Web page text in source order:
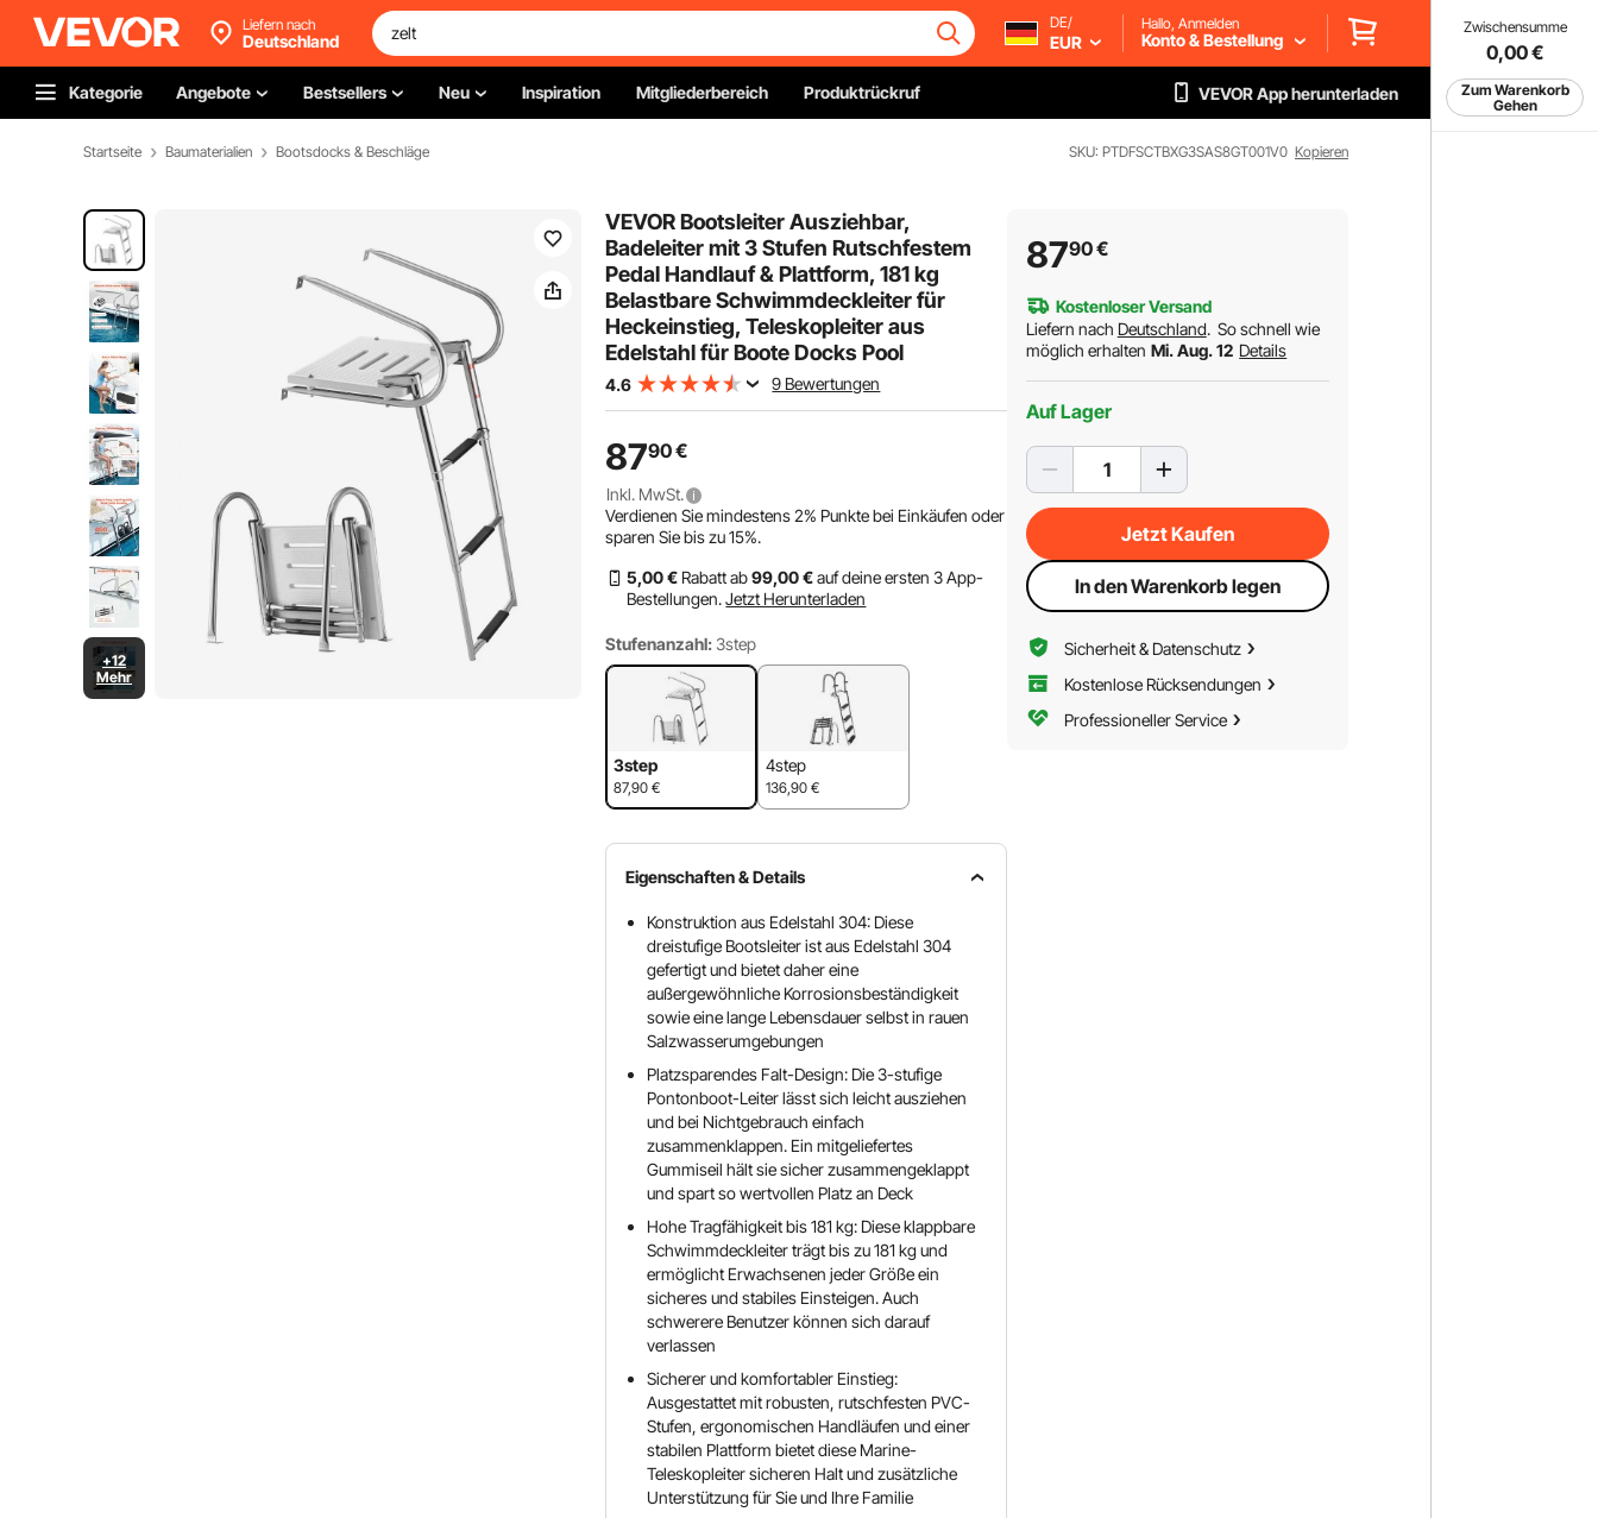
Zwischensumme
0,00€
Zum Warenkorb
Gehen
Liefern nach
Deutschland
DE/
EUR
Hallo, Anmelden
Konto & Bestellung
Kategorie Angebote Bestsellers Neu Inspiration Mitgliederbereich Produktrückruf VEVOR App herunterladen
Startseite Baumaterialien Bootsdocks & Beschläge SKU: PTDFSCTBXG3SAS8GT001V0 Kopieren
+12
Mehr
VEVOR Bootsleiter Ausziehbar,
Badeleiter mit 3 Stufen Rutschfestem
Pedal Handlauf & Plattform, 181 kg
Belastbare Schwimmdeckleiter für
Heckeinstieg, Teleskopleiter aus
Edelstahl für Boote Docks Pool
4.6 9 Bewertungen
8790€
Inkl. MwSt.
Verdienen Sie mindestens2% Punkte bei Einkäufen oder
sparen Sie bis zu15%.
5,00 € Rabatt ab99,00 €auf deine ersten 3 App-
Bestellungen. Jetzt Herunterladen
Stufenanzahl: 3step
3step
87,90 €
4step
136,90 €
Eigenschaften & Details
Konstruktion aus Edelstahl 304: Diese
dreistufige Bootsleiter ist aus Edelstahl 304
gefertigt und bietet daher eine
außergewöhnliche Korrosionsbeständigkeit
sowie eine lange Lebensdauer selbst in rauen
Salzwasserumgebungen
Platzsparendes Falt-Design: Die 3-stufige
Pontonboot-Leiter lässt sich leicht ausziehen
und bei Nichtgebrauch einfach
zusammenklappen. Ein mitgeliefertes
Gummiseil hält sie sicher zusammengeklappt
und spart so wertvollen Platz an Deck
Hohe Tragfähigkeit bis 181 kg: Diese klappbare
Schwimmdeckleiter trägt bis zu 181 kg und
ermöglicht Erwachsenen jeder Größe ein
sicheres und stabiles Einsteigen. Auch
schwerere Benutzer können sich darauf
verlassen
Sicherer und komfortabler Einstieg:
Ausgestattet mit robusten, rutschfesten PVC-
Stufen, ergonomischen Handläufen und einer
stabilen Plattform bietet diese Marine-
Teleskopleiter sicheren Halt und zusätzliche
Unterstützung für Sie und Ihre Familie
8790€
Kostenloser Versand
Liefern nach Deutschland. So schnell wie
möglich erhalten Mi. Aug. 12 Details
Auf Lager
Jetzt Kaufen
In den Warenkorb legen
Sicherheit & Datenschutz
Kostenlose Rücksendungen
Professioneller Service